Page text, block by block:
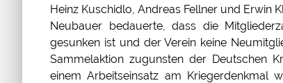
Heinz Kuschidlo, Andreas Fellner und Erwin
Neubauer bedauerte, dass die
gesunken ist und der Verein keine
Sammelaktion zugunsten der Deutschen
einem Arbeitseinsatz am Kriegerdenkmal